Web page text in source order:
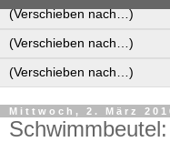
Mittwoch, 2. März